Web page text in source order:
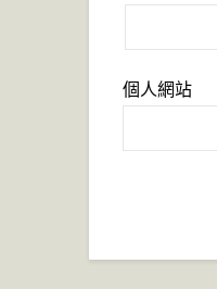
個人網站